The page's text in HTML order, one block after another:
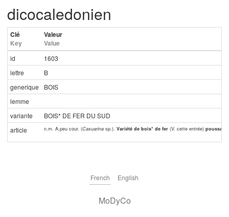
dicocaledonien
Clé
Key
Valeur
Value
id
1603
lettre
B
generique
BOIS
lemme
variante
BOIS* DE FER DU SUD
article
n.m. A.peu cour. (Casuarinasp.). Variété de bois* de fer (V. cette entrée)poussant
French English
MoDyCo